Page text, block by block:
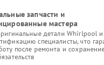
запчасти и
мастера
детали Whirlpool и
специалисты, что
после ремонта и